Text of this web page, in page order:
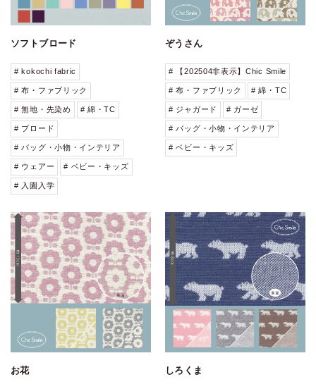
ソフトブロード
# kokochi fabric
# 布・ファブリック
# 無地・先染め # 綿・TC
# ブロード
# バッグ・小物・インテリア
# ウェアー # ベビー・キッズ
# 入園入学
ぞうさん
# 【202504非表示】Chic Smile
# 布・ファブリック # 綿・TC
# ジャガード # ガーゼ
# バッグ・小物・インテリア
# ベビー・キッズ
お花 しろくま